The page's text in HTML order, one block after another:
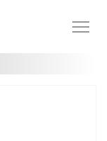
de cookies